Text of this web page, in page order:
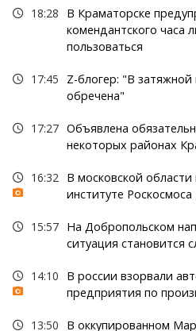
18:28
В Краматорске
комендантского часа
пользоваться
17:45
Z-блогер: "В
обречена"
17:27 Объявлена
некоторых районах
16:32
В московской
институте Роскосмоса
15:57 На Добропольском
ситуация становится
14:10
В россии взорвали
предприятия по
13:50 В оккупированном